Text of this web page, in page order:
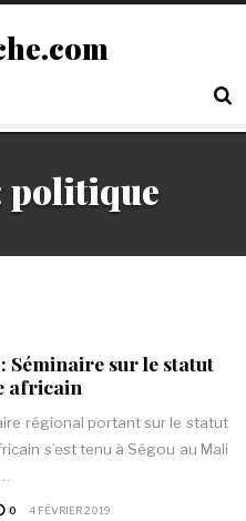
politique
: Séminaire sur le statut
africain
régional portant sur le statut
s’est tenu à Ségou au Mali
0 4 FÉVRIER 2019